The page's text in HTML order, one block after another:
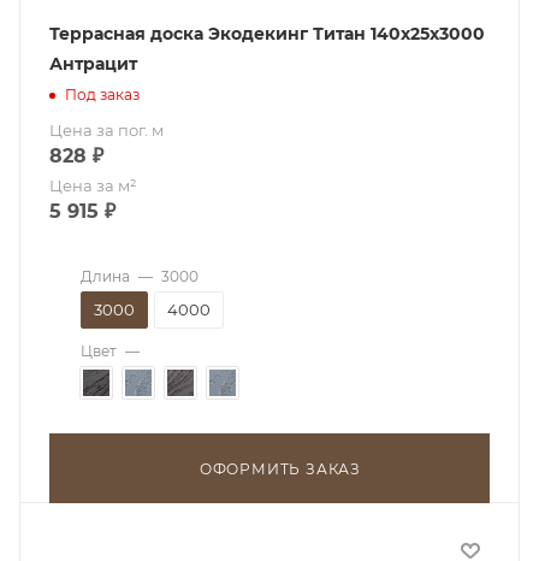
Террасная доска Экодекинг Титан 140х25x3000
Антрацит
Под заказ
Цена за пог. м
828 ₽
Цена за м²
5 915 ₽
Длина — 3000
3000 4000
Цвет —
ОФОРМИТЬ ЗАКАЗ